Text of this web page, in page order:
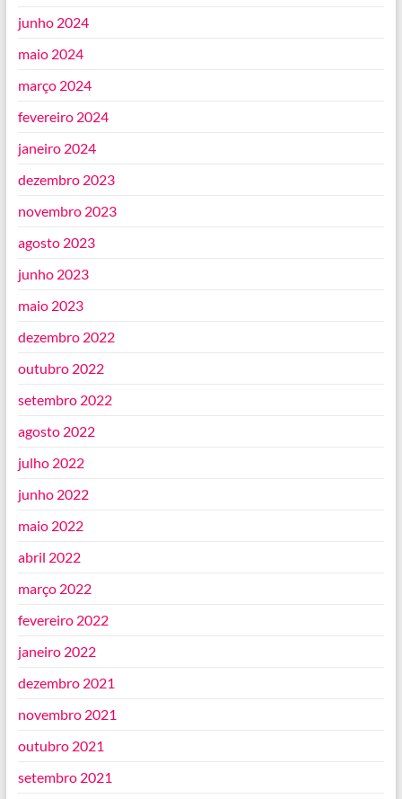
junho 2024
maio 2024
março 2024
fevereiro 2024
janeiro 2024
dezembro 2023
novembro 2023
agosto 2023
junho 2023
maio 2023
dezembro 2022
outubro 2022
setembro 2022
agosto 2022
julho 2022
junho 2022
maio 2022
abril 2022
março 2022
fevereiro 2022
janeiro 2022
dezembro 2021
novembro 2021
outubro 2021
setembro 2021